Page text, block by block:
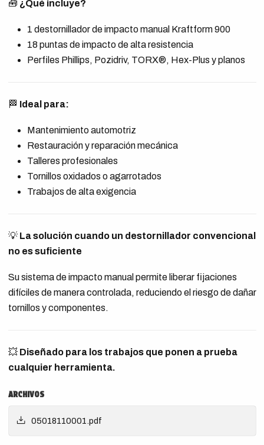
🧰 ¿Qué incluye?
1 destornillador de impacto manual Kraftform 900
18 puntas de impacto de alta resistencia
Perfiles Phillips, Pozidriv, TORX®, Hex-Plus y planos
🏁 Ideal para:
Mantenimiento automotriz
Restauración y reparación mecánica
Talleres profesionales
Tornillos oxidados o agarrotados
Trabajos de alta exigencia
💡 La solución cuando un destornillador convencional
no es suficiente
Su sistema de impacto manual permite liberar fijaciones
difíciles de manera controlada, reduciendo el riesgo de dañar
tornillos y componentes.
💥 Diseñado para los trabajos que ponen a prueba
cualquier herramienta.
ARCHIVOS
05018110001.pdf